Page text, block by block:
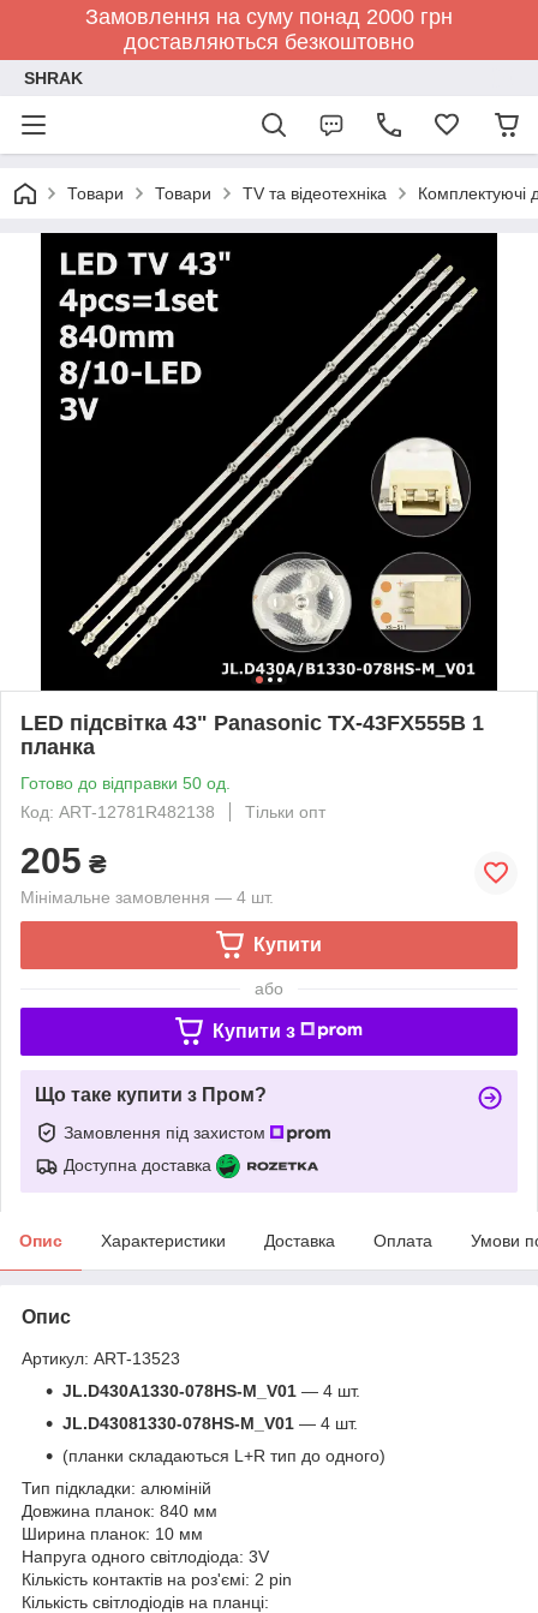
Замовлення на суму понад 2000 грн
доставляються безкоштовно
SHRAK
Товари Товари TV та відеотехніка Комплектуючі
LED підсвітка 43" Panasonic TX-43FX555B 1
планка
Готово до відправки 50 од.
Код: ART-12781R482138
Тільки опт
205 ₴
Мінімальне замовлення — 4 шт.
Купити
або
Купити з
Що таке купити з Пром?
Замовлення під захистом
Доступна доставка
Опис Характеристики Доставка Оплата Умови
Опис
Артикул: ART-13523
JL.D430A1330-078HS-M_V01 — 4 шт.
JL.D43081330-078HS-M_V01 — 4 шт.
(планки складаються L+R тип до одного)
Тип підкладки: алюміній
Довжина планок: 840 мм
Ширина планок: 10 мм
Напруга одного світлодіода: 3V
Кількість контактів на роз'ємі: 2 pin
Кількість світлодіодів на планці: